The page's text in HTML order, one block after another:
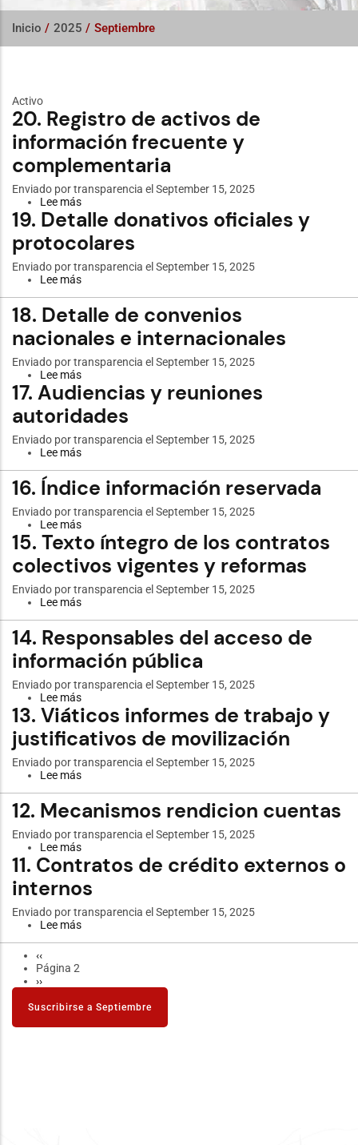
Inicio / 2025 / Septiembre
Activo
20. Registro de activos de
información frecuente y
complementaria
Enviado portransparencia el September 15, 2025
Lee más
20.
Registro
de
activos
de
complementaria
19. Detalle donativos oficiales y
protocolares
Enviado portransparencia el September 15, 2025
Lee más
Detalle
donativos
oficiales
y
protocolares
18. Detalle de convenios
nacionales e internacionales
Enviado portransparencia el September 15, 2025
Lee más
18.
Detalle
de
convenios
nacionales
17. Audiencias y reuniones
autoridades
Enviado portransparencia el September 15, 2025
Lee más
Audiencias
y
autoridades
16. Índice información reservada
Enviado portransparencia el September 15, 2025
Lee más
16.
Índice
información
reservada
15. Texto íntegro de los contratos
colectivos vigentes y reformas
Enviado portransparencia el September 15, 2025
Lee más
íntegro
los
contratos
colectivos
vigentes
y
reformas
14. Responsables del acceso de
información pública
Enviado portransparencia el September 15, 2025
Lee más
14.
Responsables
del
acceso
de
13. Viáticos informes de trabajo y
justificativos de movilización
Enviado portransparencia el September 15, 2025
Lee más
Viáticos
informes
trabajo
justificativos
movilización
12. Mecanismos rendicion cuentas
Enviado portransparencia el September 15, 2025
Lee más
12.
Mecanismos
rendicion
cuentas
11. Contratos de crédito externos o
internos
Enviado portransparencia el September 15, 2025
Lee más
externos
o
internos
Paginación
Página
anterior
‹‹
Página 2
Siguiente
››
Suscribirse a Septiembre